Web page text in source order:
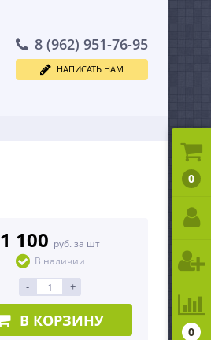
8 (962) 951-76-95
НАПИСАТЬ НАМ
1 100 руб. за шт
В наличии
- +
В КОРЗИНУ
0
0